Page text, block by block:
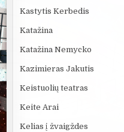
Kastytis Kerbedis
Katažina
Katažina Nemycko
Kazimieras Jakutis
Keistuolių teatras
Keite Arai
Kelias į žvaigždes